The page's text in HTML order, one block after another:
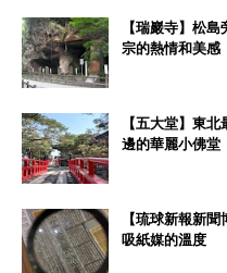
【瑞巖寺】松
宗的熱情和美感
【五大堂】東
邊的華麗小佛堂
【琉球新報新
吸紙媒的溫度